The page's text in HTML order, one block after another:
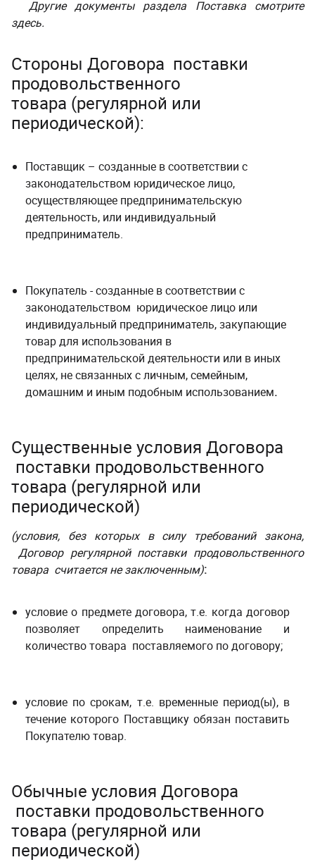
Другие документы раздела Поставка смотрите
здесь.
Стороны Договора поставки
продовольственного
товара (регулярной или
периодической):
Поставщик – созданные в соответствии с
законодательством юридическое лицо,
осуществляющее предпринимательскую
деятельность, или индивидуальный
предприниматель.
Покупатель - созданные в соответствии с
законодательством юридическое лицо или
индивидуальный предприниматель, закупающие
товар для использования в
предпринимательской деятельности или в иных
целях, не связанных с личным, семейным,
домашним и иным подобным использованием.
Существенные условия Договора
поставки продовольственного
товара (регулярной или
периодической)
(условия, без которых в силу требований закона,
Договор регулярной поставки продовольственного
товара считается не заключенным):
условие о предмете договора, т.е. когда договор
позволяет определить наименование и
количество товара поставляемого по договору;
условие по срокам, т.е. временные период(ы), в
течение которого Поставщику обязан поставить
Покупателю товар.
Обычные условия Договора
поставки продовольственного
товара (регулярной или
периодической)